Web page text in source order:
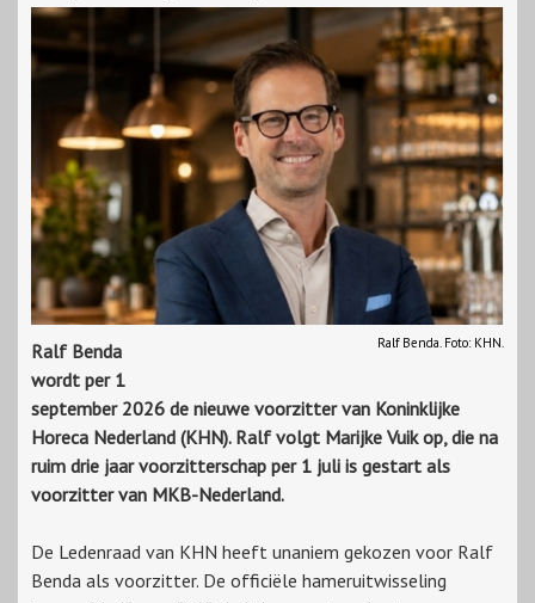
Ralf Benda. Foto: KHN.
Ralf Benda
wordt per 1
september 2026 de nieuwe voorzitter van Koninklijke
Horeca Nederland (KHN). Ralf volgt Marijke Vuik op, die na
ruim drie jaar voorzitterschap per 1 juli is gestart als
voorzitter van MKB-Nederland.
De Ledenraad van KHN heeft unaniem gekozen voor Ralf
Benda als voorzitter. De officiële hameruitwisseling